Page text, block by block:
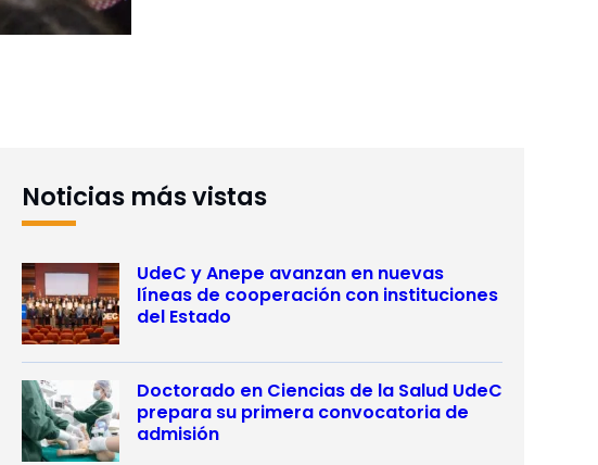
Noticias más vistas
UdeC y Anepe avanzan en nuevas
líneas de cooperación con instituciones
del Estado
Doctorado en Ciencias de la Salud UdeC
prepara su primera convocatoria de
admisión